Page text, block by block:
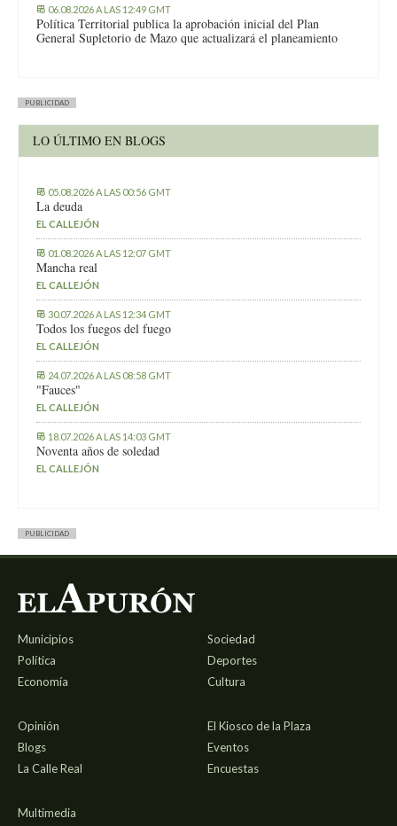
06.08.2026 A LAS 12:49 GMT
Política Territorial publica la aprobación inicial del Plan
General Supletorio de Mazo que actualizará el planeamiento
PUBLICIDAD
LO ÚLTIMO EN BLOGS
05.08.2026 A LAS 00:56 GMT
La deuda
EL CALLEJÓN
01.08.2026 A LAS 12:07 GMT
Mancha real
EL CALLEJÓN
30.07.2026 A LAS 12:34 GMT
Todos los fuegos del fuego
EL CALLEJÓN
24.07.2026 A LAS 08:58 GMT
"Fauces"
EL CALLEJÓN
18.07.2026 A LAS 14:03 GMT
Noventa años de soledad
EL CALLEJÓN
PUBLICIDAD
Municipios
Política
Economía
Sociedad
Deportes
Cultura
Opinión
Blogs
La Calle Real
El Kiosco de la Plaza
Eventos
Encuestas
Multimedia